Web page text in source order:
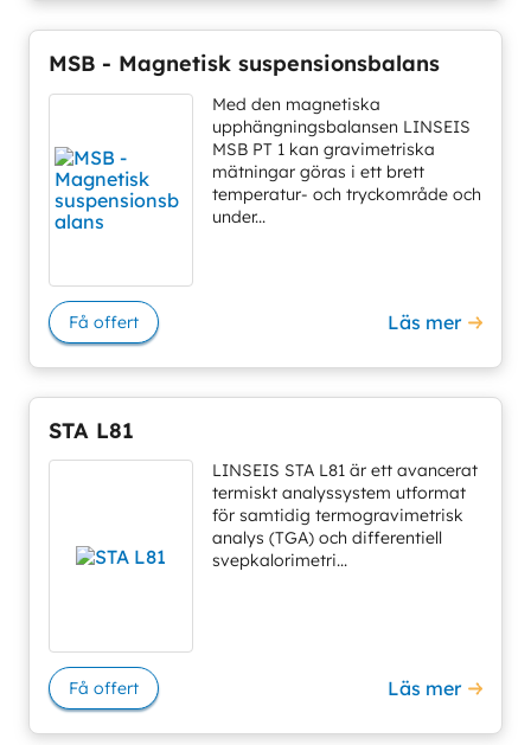
MSB - Magnetisk suspensionsbalans
Med den magnetiska
upphängningsbalansen LINSEIS
MSB PT 1 kan gravimetriska
mätningar göras i ett brett
temperatur- och tryckområde och
under...
Få offert Läs mer
STA L81
LINSEIS STA L81 är ett avancerat
termiskt analyssystem utformat
för samtidig termogravimetrisk
analys (TGA) och differentiell
svepkalorimetri...
Få offert Läs mer